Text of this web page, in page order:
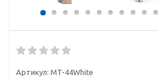
Артикул: MT-44White